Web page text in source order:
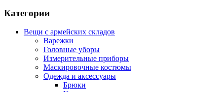
Категории
Вещи с армейских складов
Варежки
Головные уборы
Измерительные приборы
Маскировочные костюмы
Одежда и аксессуары
Брюки